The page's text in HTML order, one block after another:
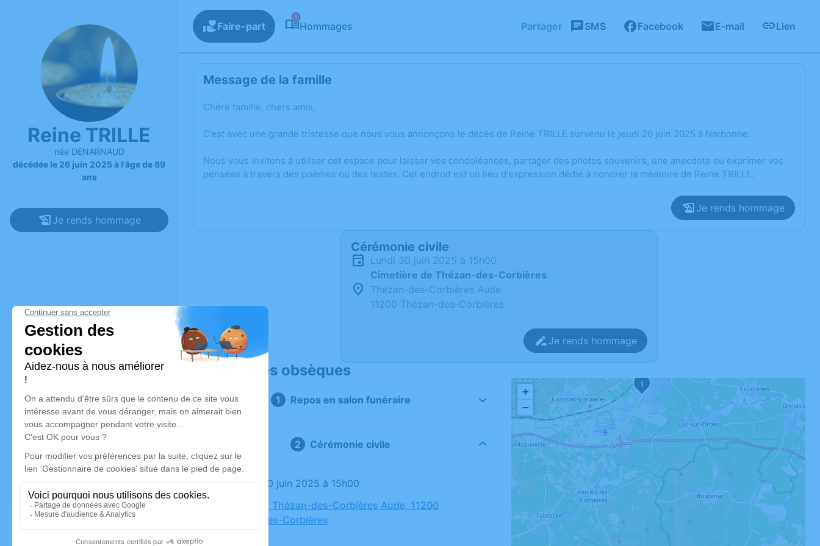
Reine TRILLE
née DENARNAUD
décédée le 26 juin 2025 à l'âge de 89
ans
Je rends hommage
Faire-part
1
Hommages Partager SMS Facebook E-mail Lien
Message de la famille
Chère famille, chers amis,
C’est avec une grande tristesse que nous vous annonçons le décès de Reine TRILLE survenu le jeudi 26 juin 2025 à Narbonne.
Nous vous invitons à utiliser cet espace pour laisser vos condoléances, partager des photos souvenirs, une anecdote ou exprimer vos
pensées à travers des poèmes ou des textes. Cet endroit est un lieu d'expression dédié à honorer la mémoire de Reine TRILLE.
Je rends hommage
Cérémonie civile
lundi 30 juin 2025 à 15h00
Cimetière de Thézan-des-Corbières
Thézan-des-Corbières Aude
11200 Thézan-des-Corbières
Je rends hommage
Déroulé des obsèques
Repos en salon funéraire
Cérémonie civile
Le lundi 30 juin 2025 à 15h00
Cimetière, Thézan-des-Corbières Aude, 11200
Thézan-des-Corbières
1
+
−